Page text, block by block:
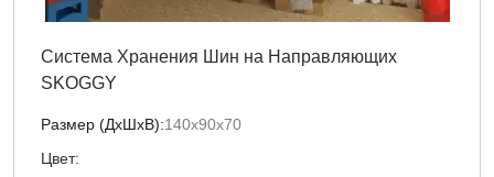
Система Хранения Шин на Направляющих
SKOGGY
Размер (ДxШxВ):140х90х70
Цвет: